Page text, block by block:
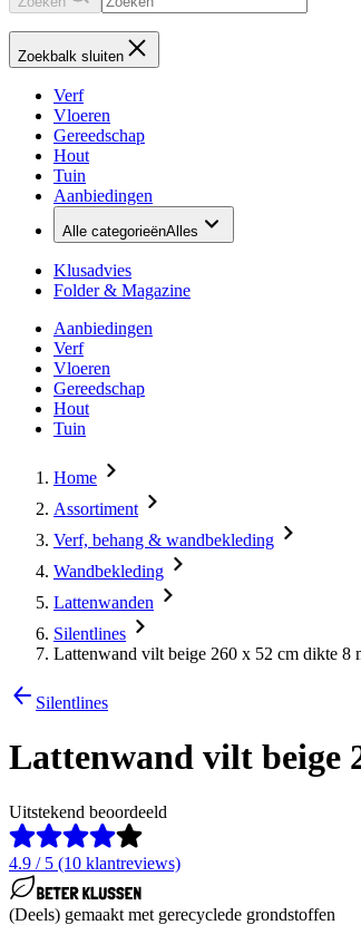
Zoekbalk sluiten
Verf
Vloeren
Gereedschap
Hout
Tuin
Aanbiedingen
Alle categorieënAlles
Klusadvies
Folder & Magazine
Aanbiedingen
Verf
Vloeren
Gereedschap
Hout
Tuin
Home
Assortiment
Verf, behang & wandbekleding
Wandbekleding
Lattenwanden
Silentlines
Lattenwand vilt beige 260 x 52 cm dikte 8
Silentlines
Lattenwand vilt beige
Uitstekend beoordeeld
4.9 / 5 (10 klantreviews)
(Deels) gemaakt met gerecyclede grondstoffen